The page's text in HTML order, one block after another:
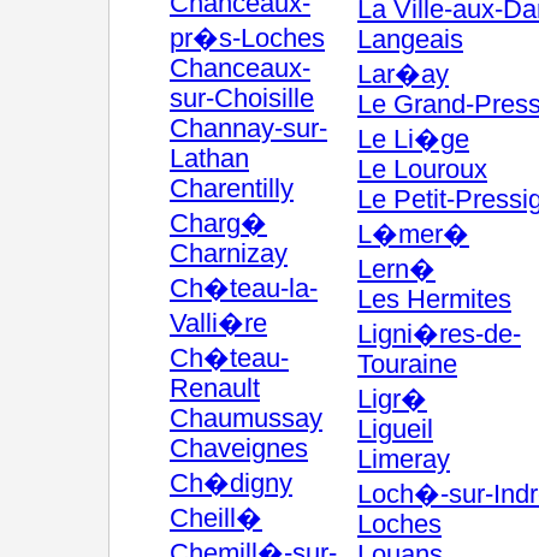
pr�s-Loches
Chanceaux-
sur-Choisille
Channay-sur-
Lathan
Charentilly
Charg�
Charnizay
Ch�teau-la-
Valli�re
Ch�teau-
Renault
Chaumussay
Chaveignes
Ch�digny
Cheill�
La Ville-aux-
Langeais
Lar�ay
Le Grand-
Le Li�ge
Le Louroux
Le Petit-
L�mer�
Lern�
Les Hermites
Ligni�res-de-
Touraine
Ligr�
Ligueil
Limeray
Loch�-sur-
Loches